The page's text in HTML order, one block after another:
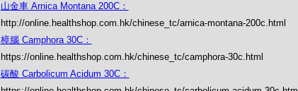
山金車 Arnica Montana 200C：
http://online.healthshop.com.hk/chinese_tc/arnica-montana-200c.html
樟腦 Camphora 30C：
https://online.healthshop.com.hk/chinese_tc/camphora-30c.html
碳酸 Carbolicum Acidum 30C：